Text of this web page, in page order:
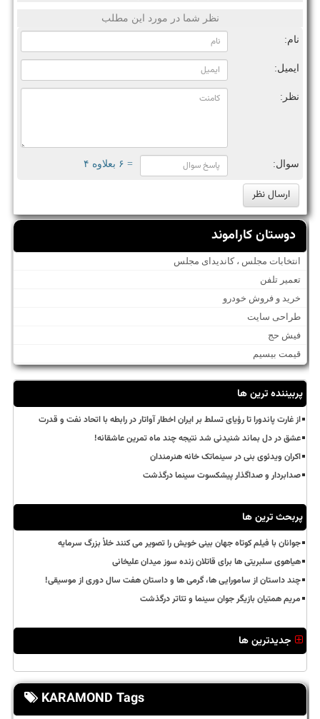
نظر شما در مورد این مطلب
نام:
ایمیل:
نظر:
سوال: = ۶ بعلاوه ۴
دوستان کاراموند
انتخابات مجلس ، کاندیدای مجلس
تعمیر تلفن
خرید و فروش خودرو
طراحی سایت
فیش حج
قیمت بیسیم
پربیننده ترین ها
از غارت پاندورا تا رؤیای تسلط بر ایران اخطار آواتار در رابطه با اتحاد نفت و قدرت
عشق در دل بماند شنیدنی شد نتیجه چند ماه تمرین عاشقانه!
اکران ویدئوی بنی در سینماتک خانه هنرمندان
صدابردار و صداگذار پیشکسوت سینما درگذشت
پربحث ترین ها
جوانان با فیلم کوتاه جهان بینی خویش را تصویر می کنند خلأ بزرگ سرمایه
هیاهوی سلبریتی ها برای قاتلان زنده سوز میدان علیخانی
چند داستان از سامورایی ها، گرمی ها و داستان هفت سال دوری از موسیقی!
مریم همتیان بازیگر جوان سینما و تئاتر درگذشت
جدیدترین ها
KARAMOND Tags